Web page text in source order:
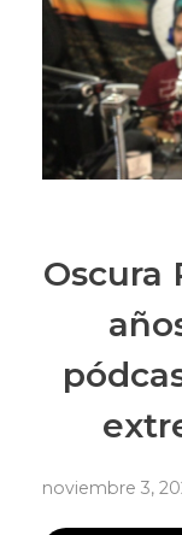
Oscura
noviembre 3,